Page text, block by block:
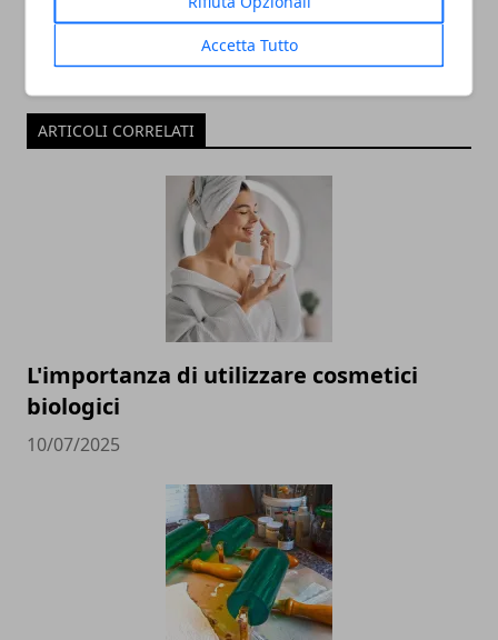
Accetta Tutto
ARTICOLI CORRELATI
L'importanza di utilizzare cosmetici
biologici
10/07/2025